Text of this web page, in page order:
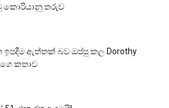
කොරියානු තරුව
ඉපදීම ඇත්තක් බව ඔප්පු කල Dorothy
ගෙ කතාව